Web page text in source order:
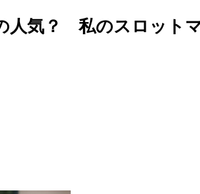
人気？ 私のスロット